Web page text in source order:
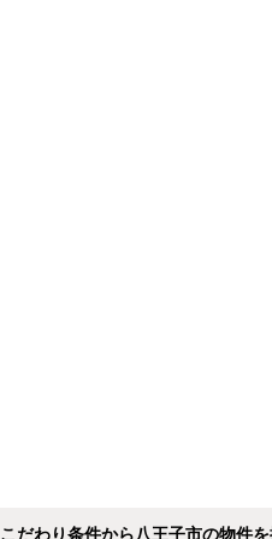
こだわり条件から八王子市の物件